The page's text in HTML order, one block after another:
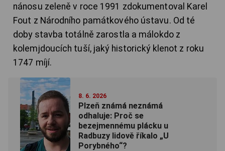
nánosu zeleně v roce 1991 zdokumentoval Karel
Fout z Národního památkového ústavu. Od té
doby stavba totálně zarostla a málokdo z
kolemjdoucích tuší, jaký historický klenot z roku
1747 míjí.
8. 6. 2026
Plzeň známá neznámá
odhaluje: Proč se
bezejmennému plácku u
Radbuzy lidově říkalo „U
Porybného“?